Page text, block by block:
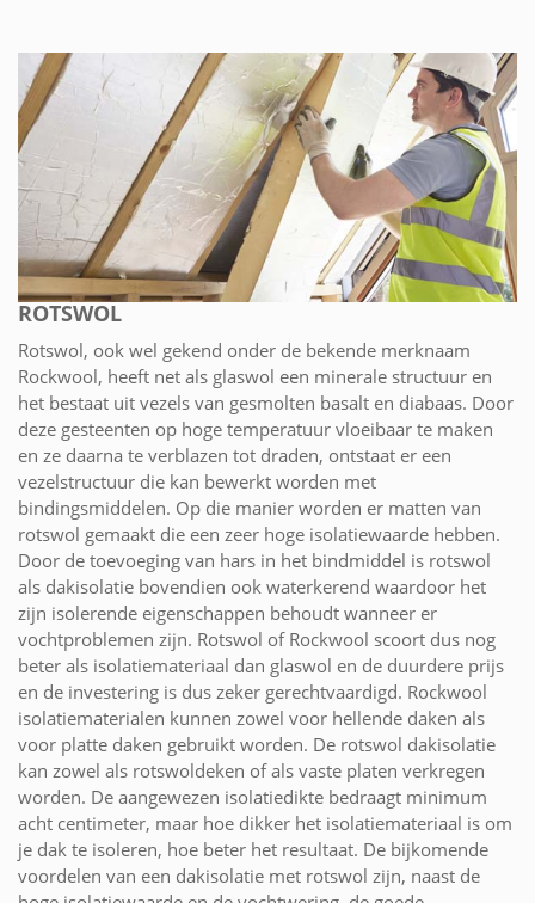
ROTSWOL
Rotswol, ook wel gekend onder de bekende merknaam
Rockwool, heeft net als glaswol een minerale structuur en
het bestaat uit vezels van gesmolten basalt en diabaas. Door
deze gesteenten op hoge temperatuur vloeibaar te maken
en ze daarna te verblazen tot draden, ontstaat er een
vezelstructuur die kan bewerkt worden met
bindingsmiddelen. Op die manier worden er matten van
rotswol gemaakt die een zeer hoge isolatiewaarde hebben.
Door de toevoeging van hars in het bindmiddel is rotswol
als dakisolatie bovendien ook waterkerend waardoor het
zijn isolerende eigenschappen behoudt wanneer er
vochtproblemen zijn. Rotswol of Rockwool scoort dus nog
beter als isolatiemateriaal dan glaswol en de duurdere prijs
en de investering is dus zeker gerechtvaardigd. Rockwool
isolatiematerialen kunnen zowel voor hellende daken als
voor platte daken gebruikt worden. De rotswol dakisolatie
kan zowel als rotswoldeken of als vaste platen verkregen
worden. De aangewezen isolatiedikte bedraagt minimum
acht centimeter, maar hoe dikker het isolatiemateriaal is om
je dak te isoleren, hoe beter het resultaat. De bijkomende
voordelen van een dakisolatie met rotswol zijn, naast de